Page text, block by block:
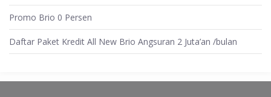
Promo Brio 0 Persen
Daftar Paket Kredit All New Brio Angsuran 2 Juta’an /bulan